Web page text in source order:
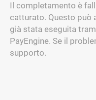
Il completamento è
catturato. Questo può
già stata eseguita
PayEngine. Se il
supporto.